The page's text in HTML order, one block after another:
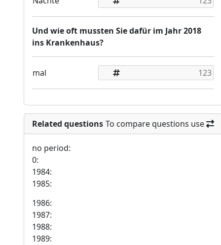
Und wie oft mussten Sie dafür im Jahr 2018
ins Krankenhaus?
mal
Related questions To compare questions use
no period:
0:
1984:
1985:
1986:
1987:
1988:
1989: